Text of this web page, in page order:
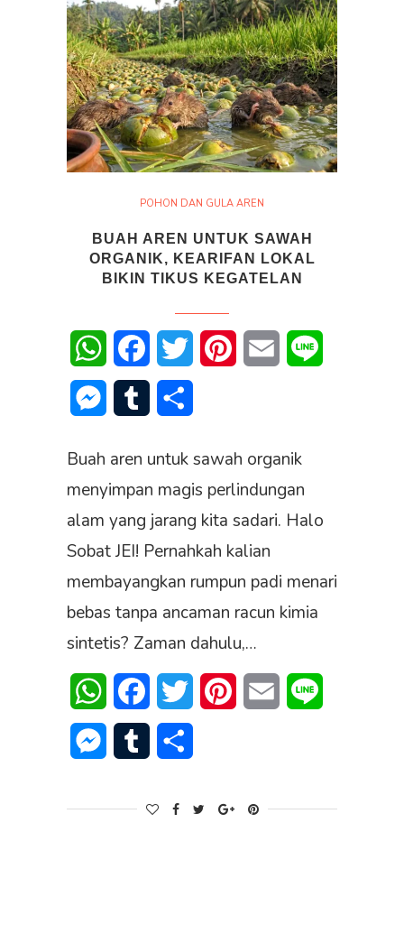
POHON DAN GULA AREN
BUAH AREN UNTUK SAWAH
ORGANIK, KEARIFAN LOKAL
BIKIN TIKUS KEGATELAN
WhatsAppFacebookTwitter PinterestEmail
Messenger
Tumblr
Buah aren untuk sawah organik
menyimpan magis perlindungan
alam yang jarang kita sadari. Halo
Sobat JEI! Pernahkah kalian
membayangkan rumpun padi menari
bebas tanpa ancaman racun kimia
sintetis? Zaman dahulu,…
WhatsAppFacebookTwitter PinterestEmail
Messenger
Tumblr